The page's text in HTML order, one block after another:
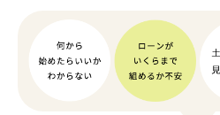
来店予約